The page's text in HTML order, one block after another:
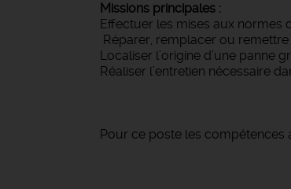
Missions principales :
Effectuer les mises aux normes
Réparer, remplacer ou
Localiser l’origine d’une panne
Réaliser l’entretien nécessaire
Pour ce poste les compétences